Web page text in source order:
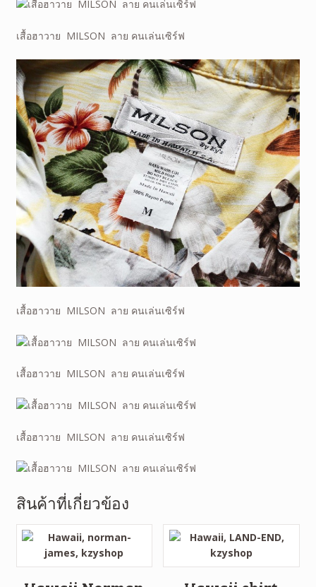
เสื้อฮาวาย MILSON ลาย คนเล่นเซิร์ฟ
เสื้อฮาวาย MILSON ลาย คนเล่นเซิร์ฟ
เสื้อฮาวาย MILSON ลาย คนเล่นเซิร์ฟ
เสื้อฮาวาย MILSON ลาย คนเล่นเซิร์ฟ
สินค้าที่เกี่ยวข้อง